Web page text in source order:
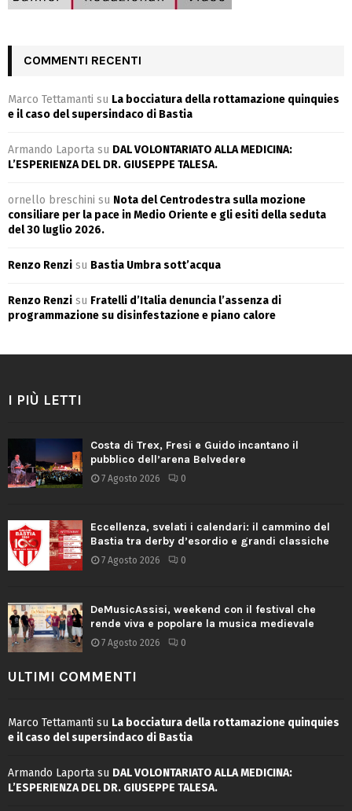
COMMENTI RECENTI
Marco Tettamanti su La bocciatura della rottamazione quinquies
e il caso del supersindaco di Bastia
Armando Laporta su DAL VOLONTARIATO ALLA MEDICINA:
L’ESPERIENZA DEL DR. GIUSEPPE TALESA.
ornello breschini su Nota del Centrodestra sulla mozione
consiliare per la pace in Medio Oriente e gli esiti della seduta
del 30 luglio 2026.
Renzo Renzi su Bastia Umbra sott’acqua
Renzo Renzi su Fratelli d’Italia denuncia l’assenza di
programmazione su disinfestazione e piano calore
I PIÙ LETTI
Costa di Trex, Fresi e Guido incantano il
pubblico dell’arena Belvedere
7 Agosto 2026 0
Eccellenza, svelati i calendari: il cammino del
Bastia tra derby d’esordio e grandi classiche
7 Agosto 2026 0
DeMusicAssisi, weekend con il festival che
rende viva e popolare la musica medievale
7 Agosto 2026 0
ULTIMI COMMENTI
Marco Tettamanti su La bocciatura della rottamazione quinquies
e il caso del supersindaco di Bastia
Armando Laporta su DAL VOLONTARIATO ALLA MEDICINA:
L’ESPERIENZA DEL DR. GIUSEPPE TALESA.